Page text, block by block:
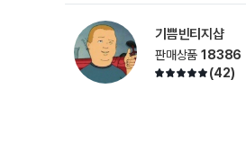
기쁨빈티지샵
판매상품 18386
(42)